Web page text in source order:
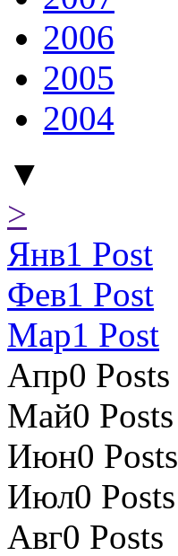
2006
2005
2004
▼
>
Янв1 Post
Фев1 Post
Мар1 Post
Апр0 Posts
Май0 Posts
Июн0 Posts
Июл0 Posts
Авг0 Posts